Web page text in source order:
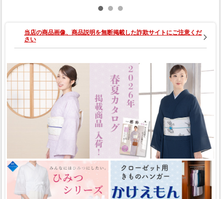
ーキーピン
ク）（M・
当店の商品画像、商品説明を無断掲載した詐欺サイトにご注意くだ
さい